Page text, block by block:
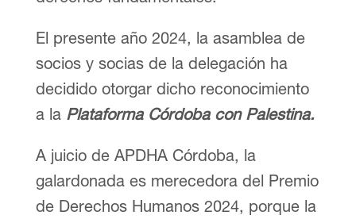
El presente año 2024, la asamblea de
socios y socias de la delegación ha
decidido otorgar dicho reconocimiento
a la Plataforma Córdoba con Palestina.
A juicio de APDHA Córdoba, la
galardonada es merecedora del Premio
de Derechos Humanos 2024, porque la